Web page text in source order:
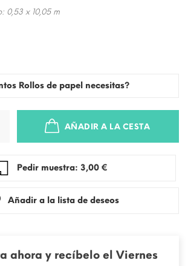
0,53 x 10,05 m
Rollos de papel necesitas?
AÑADIR A LA CESTA
Pedir muestra: 3,00 €
Añadir a la lista de deseos
ahora y recíbelo el Viernes